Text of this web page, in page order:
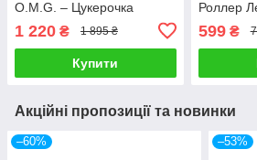
O.M.G. – Цукерочка
1 220 ₴ 1 895 ₴
Купити
Роллер
599₴
Акційні пропозиції та новинки
–60% –53%